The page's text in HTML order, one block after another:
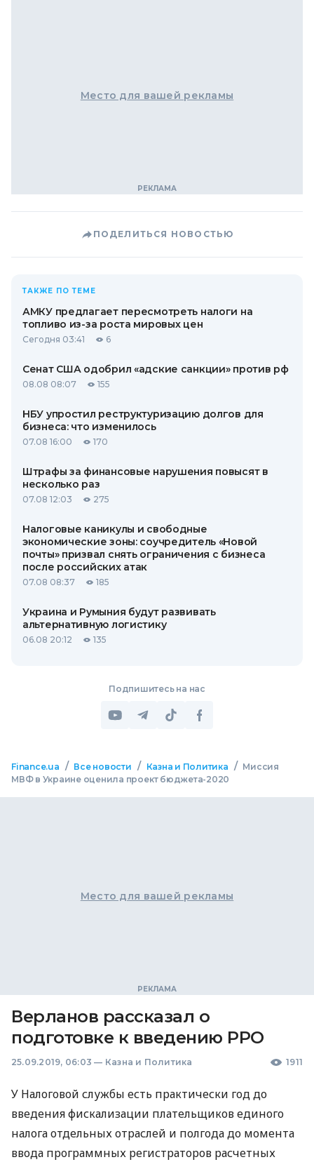
Место для вашей рекламы
ПОДЕЛИТЬСЯ НОВОСТЬЮ
ТАКЖЕ ПО ТЕМЕ
АМКУ предлагает пересмотреть налоги на
топливо из-за роста мировых цен
Сегодня 03:41 6
Сенат США одобрил «адские санкции» против рф
08.08 08:07 155
НБУ упростил реструктуризацию долгов для
бизнеса: что изменилось
07.08 16:00 170
Штрафы за финансовые нарушения повысят в
несколько раз
07.08 12:03 275
Налоговые каникулы и свободные
экономические зоны: соучредитель «Новой
почты» призвал снять ограничения с бизнеса
после российских атак
07.08 08:37 185
Украина и Румыния будут развивать
альтернативную логистику
06.08 20:12 135
Подпишитесь на нас
Finance.ua / Все новости / Казна и Политика / Миссия
МВФ в Украине оценила проект бюджета-2020
Место для вашей рекламы
Верланов рассказал о
подготовке к введению РРО
25.09.2019, 06:03 — Казна и Политика 1911
У Налоговой службы есть практически год до
введения фискализации плательщиков единого
налога отдельных отраслей и полгода до момента
ввода программных регистраторов расчетных